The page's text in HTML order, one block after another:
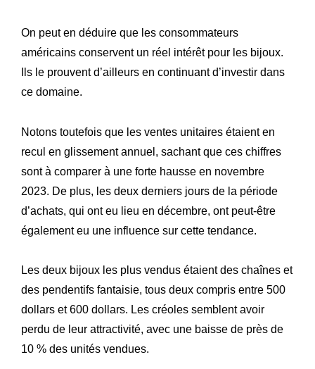
On peut en déduire que les consommateurs
américains conservent un réel intérêt pour les bijoux.
Ils le prouvent d’ailleurs en continuant d’investir dans
ce domaine.
Notons toutefois que les ventes unitaires étaient en
recul en glissement annuel, sachant que ces chiffres
sont à comparer à une forte hausse en novembre
2023. De plus, les deux derniers jours de la période
d’achats, qui ont eu lieu en décembre, ont peut-être
également eu une influence sur cette tendance.
Les deux bijoux les plus vendus étaient des chaînes et
des pendentifs fantaisie, tous deux compris entre 500
dollars et 600 dollars. Les créoles semblent avoir
perdu de leur attractivité, avec une baisse de près de
10 % des unités vendues.